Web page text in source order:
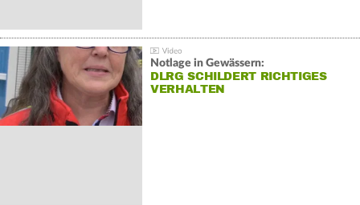
Notlage in Gewässern:
DLRG SCHILDERT RICHTIGES
VERHALTEN